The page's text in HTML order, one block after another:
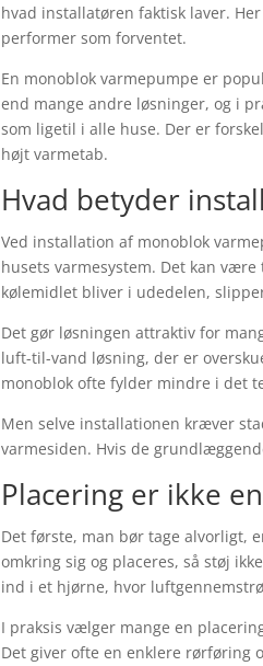
hvad installatøren faktisk laver.
performer som forventet.
En monoblok varmepumpe er
end mange andre løsninger, og i
som ligetil i alle huse. Der er
højt varmetab.
Hvad betyder
Ved installation af monoblok
husets varmesystem. Det kan
kølemidlet bliver i udedelen,
Det gør løsningen attraktiv for
luft-til-vand løsning, der er
monoblok ofte fylder mindre i det
Men selve installationen kræver
varmesiden. Hvis de
Placering er ikke
Det første, man bør tage alvorligt,
omkring sig og placeres, så støj
ind i et hjørne, hvor
I praksis vælger mange en
Det giver ofte en enklere rørføring